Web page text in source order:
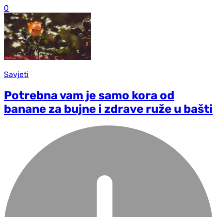
0
Savjeti
Potrebna vam je samo kora od
banane za bujne i zdrave ruže u bašti